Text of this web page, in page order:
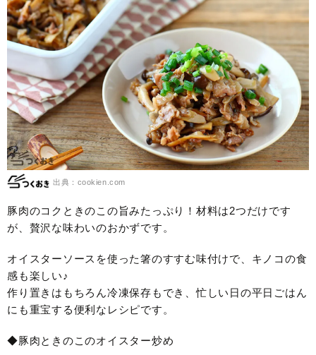
出典：cookien.com
豚肉のコクときのこの旨みたっぷり！材料は2つだけです
が、贅沢な味わいのおかずです。
オイスターソースを使った箸のすすむ味付けで、キノコの食
感も楽しい♪
作り置きはもちろん冷凍保存もでき、忙しい日の平日ごはん
にも重宝する便利なレシピです。
◆豚肉ときのこのオイスター炒め